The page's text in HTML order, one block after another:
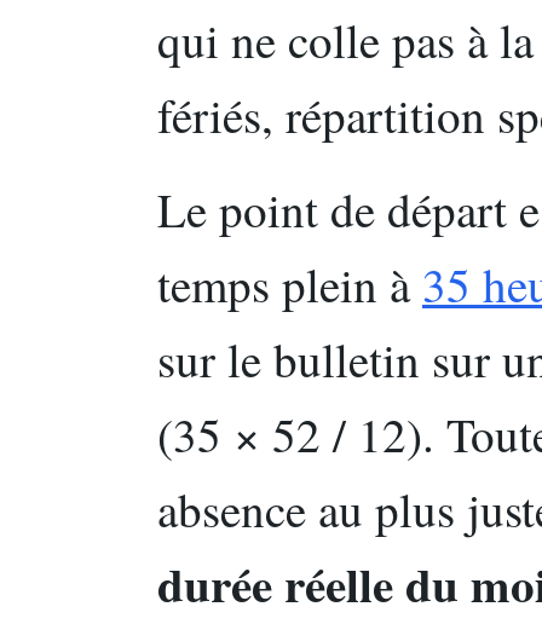
qui ne colle pas à
fériés, répartition
Le point de départ
temps plein à35
sur le bulletin sur
(35 × 52 / 12).
absence au plus
durée réelle du